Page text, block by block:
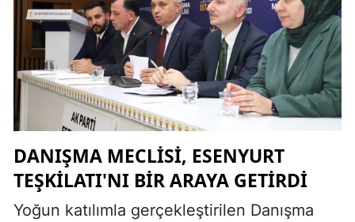
DANIŞMA MECLISI, ESENYURT
TEŞKILATI'NI BIR ARAYA GETIRDI
Yoğun katılımla gerçekleştirilen Danışma